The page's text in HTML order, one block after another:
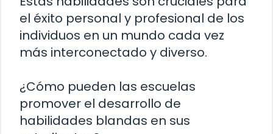
el éxito personal y profesional de los
individuos en un mundo cada vez
más interconectado y diverso.
¿Cómo pueden las escuelas
promover el desarrollo de
habilidades blandas en sus